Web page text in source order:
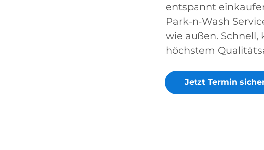
entspannt
Park-n-Wash
wie außen.
höchstem
Jetzt Termin